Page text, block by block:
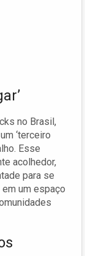
no Brasil,
‘terceiro
Esse
acolhedor,
para se
em um espaço